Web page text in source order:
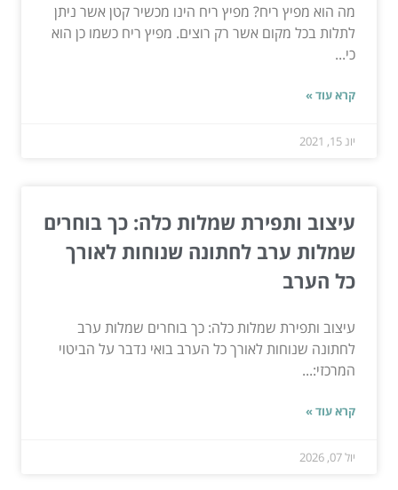
מה הוא מפיץ ריח? מפיץ ריח הינו מכשיר קטן אשר ניתן
לתלות בכל מקום אשר רק רוצים. מפיץ ריח כשמו כן הוא
כי...
קרא עוד »
יונ 15, 2021
עיצוב ותפירת שמלות כלה: כך בוחרים
שמלות ערב לחתונה שנוחות לאורך
כל הערב
עיצוב ותפירת שמלות כלה: כך בוחרים שמלות ערב
לחתונה שנוחות לאורך כל הערב בואי נדבר על הביטוי
המרכזי:...
קרא עוד »
יול 07, 2026